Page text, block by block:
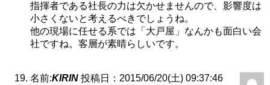
指揮者である社長の力は欠かせませんので、影響度は
小さくないと考えるべきでしょうね。
他の現場に任せる系では「大戸屋」なんかも面白い会
社ですね。客層が素晴らしいです。
名前:KIRIN 投稿日：2015/06/20(土) 09:37:46